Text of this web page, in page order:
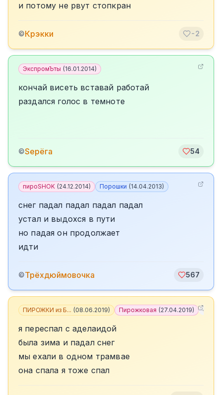
и потому не рвут стопкран
©Крэкки -2
ЭкспромЪты (16.01.2014)
кончай висеть вставай работай
раздался голос в темноте
©Sерёга 54
пироSHOK (24.12.2014) Порошки (14.04.2013)
снег падал падал падал падал
устал и выдохся в пути
но падая он продолжает
идти
©️Трёхдюймовочка 567
ПИРОЖКИ из Б... (08.06.2019) Пирожковая (27.04.2019) +
я переспал с аделаидой
была зима и падал снег
мы ехали в одном трамвае
она спала я тоже спал